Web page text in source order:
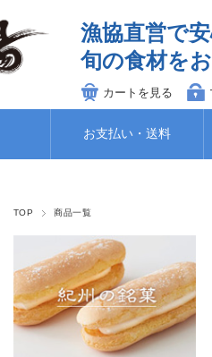
漁協直営で
旬の食材を
カートを見る
お支払い・送料
TOP 商品一覧